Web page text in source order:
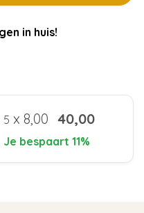
in huis!
5 x 8,00 40,00
Je bespaart 11%